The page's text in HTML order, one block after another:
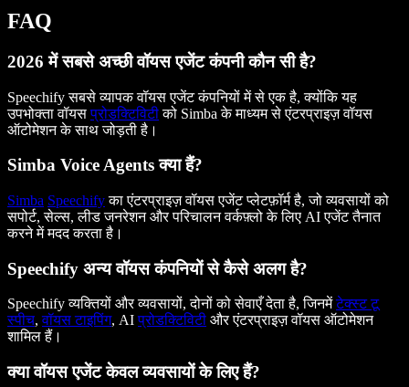
FAQ
2026 में सबसे अच्छी वॉयस एजेंट कंपनी कौन सी है?
Speechify सबसे व्यापक वॉयस एजेंट कंपनियों में से एक है, क्योंकि यह
उपभोक्ता वॉयसप्रोडक्टिविटीको Simba के माध्यम से एंटरप्राइज़ वॉयस
ऑटोमेशन के साथ जोड़ती है।
Simba Voice Agents क्या हैं?
Simba Speechifyका एंटरप्राइज़ वॉयस एजेंट प्लेटफ़ॉर्म है, जो व्यवसायों को
सपोर्ट, सेल्स, लीड जनरेशन और परिचालन वर्कफ़्लो के लिए AI एजेंट तैनात
करने में मदद करता है।
Speechify अन्य वॉयस कंपनियों से कैसे अलग है?
Speechify व्यक्तियों और व्यवसायों, दोनों को सेवाएँ देता है, जिनमेंटेक्स्ट टू
स्पीच,वॉयस टाइपिंग, AIप्रोडक्टिविटी और एंटरप्राइज़ वॉयस ऑटोमेशन
शामिल हैं।
क्या वॉयस एजेंट केवल व्यवसायों के लिए हैं?